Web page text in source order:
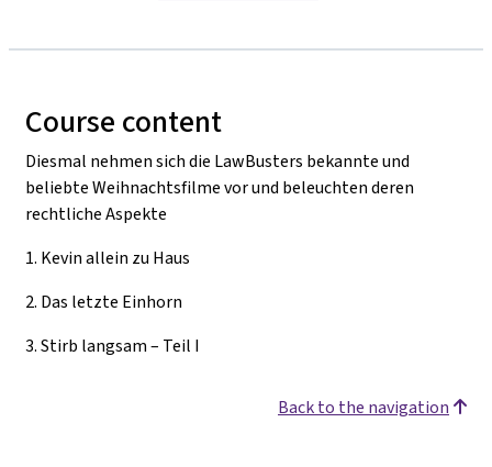
Course content
Diesmal nehmen sich die LawBusters bekannte und
beliebte Weihnachtsfilme vor und beleuchten deren
rechtliche Aspekte
1. Kevin allein zu Haus
2. Das letzte Einhorn
3.Stirb langsam – Teil I
Back to the navigation